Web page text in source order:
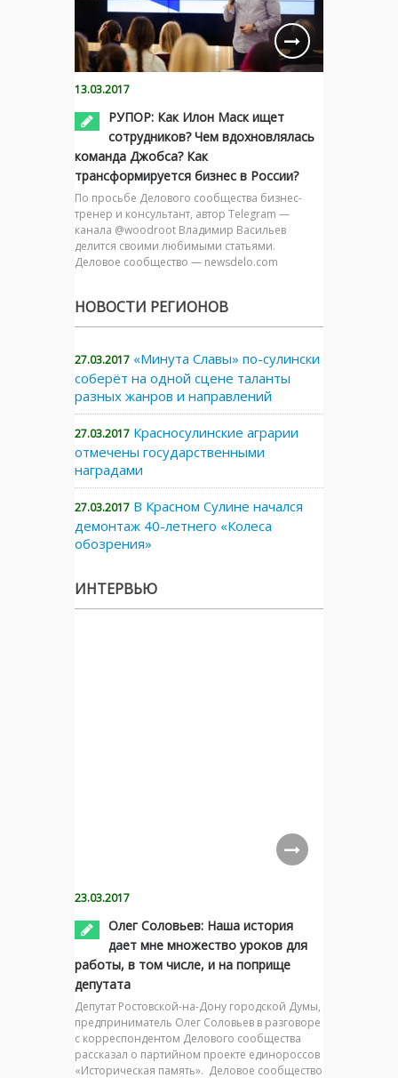
13.03.2017
РУПОР: Как Илон Маск ищет
сотрудников? Чем вдохновлялась
команда Джобса? Как
трансформируется бизнес в России?
По просьбе Делового сообщества бизнес-
тренер и консультант, автор Telegram —
канала @woodroot Владимир Васильев
делится своими любимыми статьями.
Деловое сообщество — newsdelo.com
НОВОСТИ РЕГИОНОВ
27.03.2017 «Минута Славы» по-сулински
соберёт на одной сцене таланты
разных жанров и направлений
27.03.2017 Красносулинские аграрии
отмечены государственными
наградами
27.03.2017 В Красном Сулине начался
демонтаж 40-летнего «Колеса
обозрения»
ИНТЕРВЬЮ
23.03.2017
Олег Соловьев: Наша история
дает мне множество уроков для
работы, в том числе, и на поприще
депутата
Депутат Ростовской-на-Дону городской Думы,
предприниматель Олег Соловьев в разговоре
с корреспондентом Делового сообщества
рассказал о партийном проекте единороссов
«Историческая память». Деловое сообщество